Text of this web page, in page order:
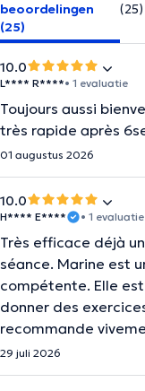
beoordelingen
(25)
(25)
10.0
L**** R****• 1 evaluatie
Toujours aussi
très rapide après
01 augustus 2026
10.0
H**** E**** • 1 evaluatie
Très efficace déjà
séance. Marine est
compétente. Elle
donner des
recommande
29 juli 2026